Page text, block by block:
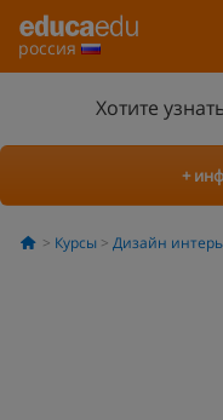
россия
Хотите
+
Курсы Дизайн